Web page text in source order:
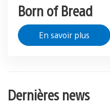
Born of Bread
En savoir plus
Dernières news